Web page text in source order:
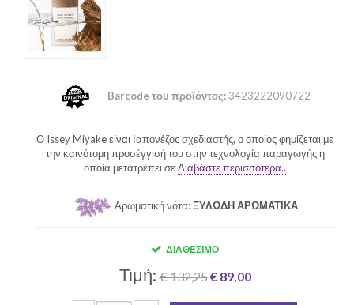
Barcode του προϊόντος:3423222090722
Ο Issey Miyake είναι Ιαπονέζος σχεδιαστής, ο οποίος φημίζεται με
την καινότομη προσέγγισή του στην τεχνολογία παραγωγής η
οποία μετατρέπει σεΔιαβάστε περισσότερα..
Αρωματική νότα:ΞΥΛΩΔΗ ΑΡΩΜΑΤΙΚΑ
ΔΙΑΘΈΣΙΜΟ
Τιμή:€ 132,25€ 89,00